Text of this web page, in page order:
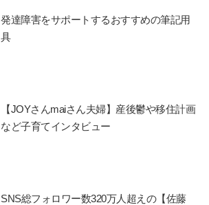
発達障害をサポートするおすすめの筆記用
具
【JOYさんmaiさん夫婦】産後鬱や移住計画
など子育てインタビュー
SNS総フォロワー数320万人超えの【佐藤